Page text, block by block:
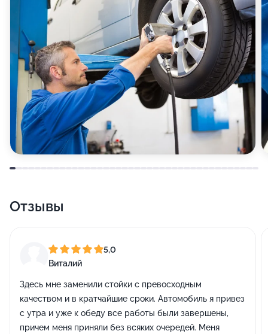
Отзывы
5,0
Виталий
Здесь мне заменили стойки с превосходным
качеством и в кратчайшие сроки. Автомобиль я привез
с утра и уже к обеду все работы были завершены,
причем меня приняли без всяких очередей. Меня